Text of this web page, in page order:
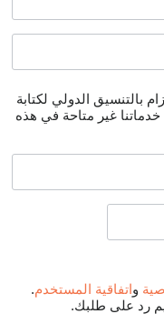
بالتنسيق الدولي لكتابة
خدماتنا غير متاحة في هذه
واتفاقية المستخدم.
رد على طلبك.